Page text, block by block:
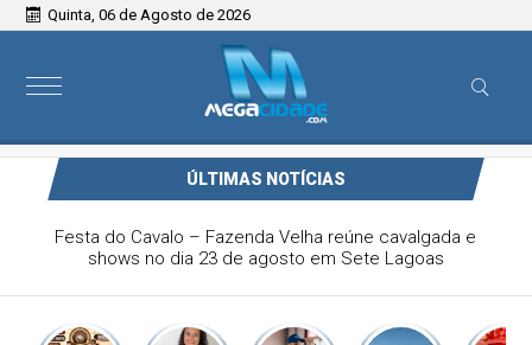
Quinta, 06 de Agosto de 2026
ÚLTIMAS NOTÍCIAS
Festa do Cavalo – Fazenda Velha reúne cavalgada e
shows no dia 23 de agosto em Sete Lagoas